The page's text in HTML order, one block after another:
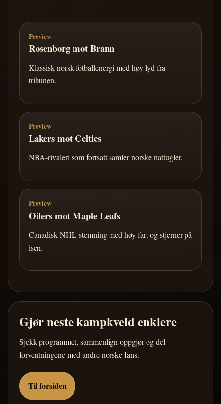
Preview
Rosenborg mot Brann
Klassisk norsk fotballenergi med høy lyd fra
tribunen.
Preview
Lakers mot Celtics
NBA-rivaleri som fortsatt samler norske nattugler.
Preview
Oilers mot Maple Leafs
Canadisk NHL-stemning med høy fart og stjerner på
isen.
Gjør neste kampkveld enklere
Sjekk programmet, sammenlign oppgjør og del
forventningene med andre norske fans.
Til forsiden